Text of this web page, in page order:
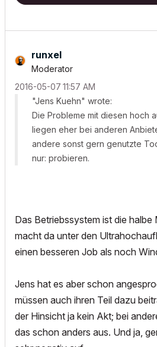
runxel
Moderator
‎2016-05-07 11:57 AM
"Jens Kuehn" wrote:
Die Probleme mit diesen hoch
liegen eher bei anderen
andere sonst gern genutzte
nur: probieren.
Das Betriebssystem ist die halbe
macht da unter den
einen besseren Job als noch
Jens hat es aber schon
müssen auch ihren Teil dazu
der Hinsicht ja kein Akt; bei
das schon anders aus. Und ja,